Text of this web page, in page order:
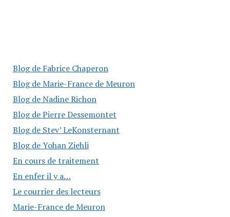
Blog de Fabrice Chaperon
Blog de Marie-France de Meuron
Blog de Nadine Richon
Blog de Pierre Dessemontet
Blog de Stev’ LeKonsternant
Blog de Yohan Ziehli
En cours de traitement
En enfer il y a…
Le courrier des lecteurs
Marie-France de Meuron